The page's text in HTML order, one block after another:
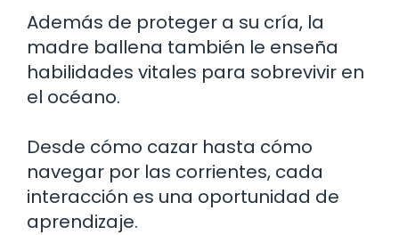
Además de proteger a su cría, la
madre ballena también le enseña
habilidades vitales para sobrevivir en
el océano.
Desde cómo cazar hasta cómo
navegar por las corrientes, cada
interacción es una oportunidad de
aprendizaje.